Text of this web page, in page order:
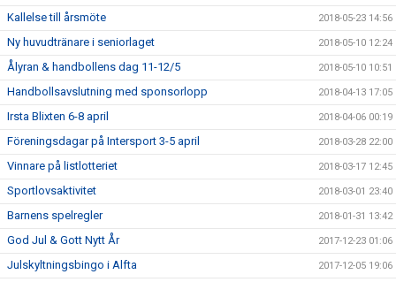
Kallelse till årsmöte 2018-05-23 14:56
Ny huvudtränare i seniorlaget 2018-05-10 12:24
Ålyran & handbollens dag 11-12/5 2018-05-10 10:51
Handbollsavslutning med sponsorlopp 2018-04-13 17:05
Irsta Blixten 6-8 april 2018-04-06 00:19
Föreningsdagar på Intersport 3-5 april 2018-03-28 22:00
Vinnare på listlotteriet 2018-03-17 12:45
Sportlovsaktivitet 2018-03-01 23:40
Barnens spelregler 2018-01-31 13:42
God Jul & Gott Nytt År 2017-12-23 01:06
Julskyltningsbingo i Alfta 2017-12-05 19:06